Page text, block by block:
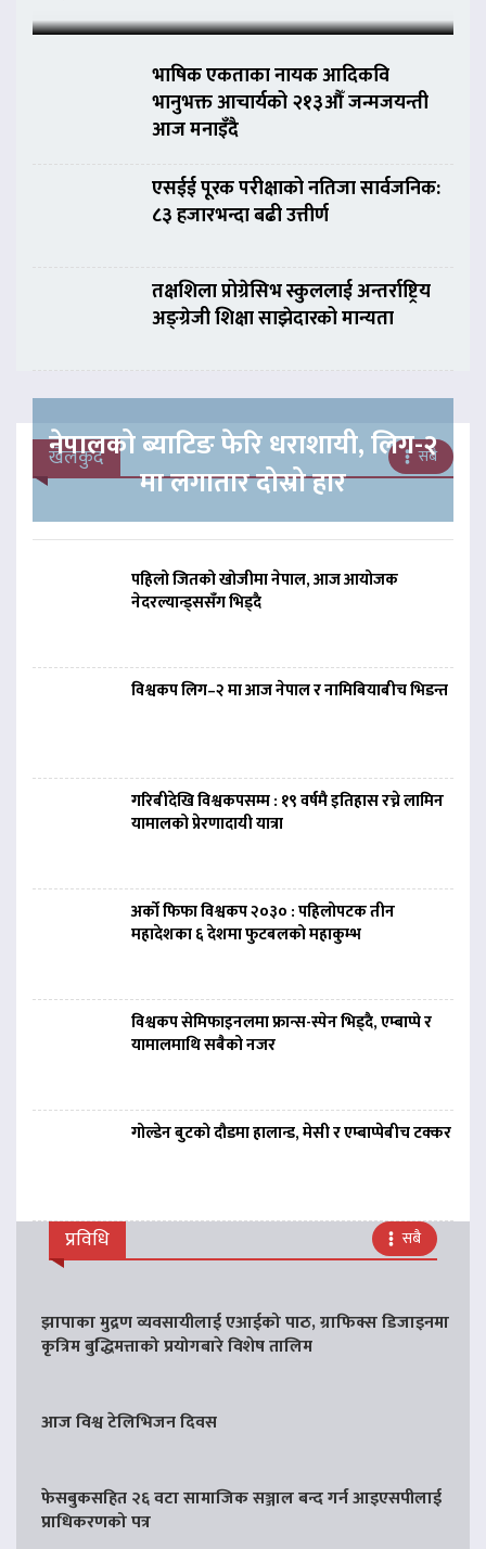
भाषिक एकताका नायक आदिकवि
भानुभक्त आचार्यको २१३औँ जन्मजयन्ती
आज मनाइँदै
एसईई पूरक परीक्षाको नतिजा सार्वजनिक:
८३ हजारभन्दा बढी उत्तीर्ण
तक्षशिला प्रोग्रेसिभ स्कुललाई अन्तर्राष्ट्रिय
अङ्ग्रेजी शिक्षा साझेदारको मान्यता
खेलकुद सबै
नेपालको ब्याटिङ फेरि धराशायी, लिग-२
मा लगातार दोस्रो हार
पहिलो जितको खोजीमा नेपाल, आज आयोजक
नेदरल्यान्ड्ससँग भिड्दै
विश्वकप लिग–२ मा आज नेपाल र नामिबियाबीच भिडन्त
गरिबीदेखि विश्वकपसम्म : १९ वर्षमै इतिहास रच्ने लामिन
यामालको प्रेरणादायी यात्रा
अर्को फिफा विश्वकप २०३० : पहिलोपटक तीन
महादेशका ६ देशमा फुटबलको महाकुम्भ
विश्वकप सेमिफाइनलमा फ्रान्स-स्पेन भिड्दै, एम्बाप्पे र
यामालमाथि सबैको नजर
गोल्डेन बुटको दौडमा हालान्ड, मेसी र एम्बाप्पेबीच टक्कर
प्रविधि सबै
झापाका मुद्रण व्यवसायीलाई एआईको पाठ, ग्राफिक्स डिजाइनमा
कृत्रिम बुद्धिमत्ताको प्रयोगबारे विशेष तालिम
आज विश्व टेलिभिजन दिवस
फेसबुकसहित २६ वटा सामाजिक सञ्जाल बन्द गर्न आइएसपीलाई
प्राधिकरणको पत्र